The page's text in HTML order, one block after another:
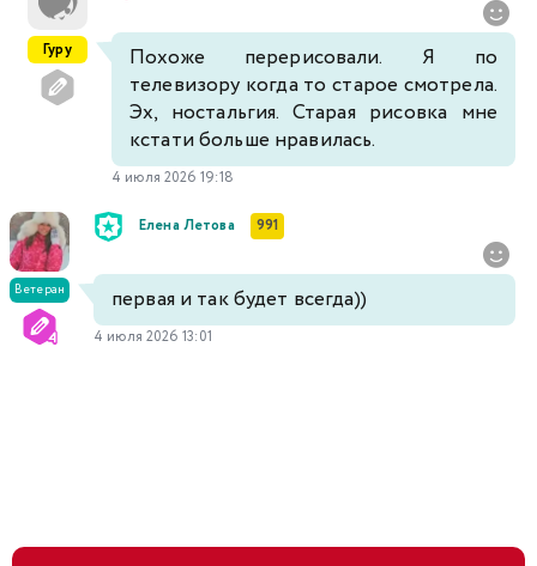
Гуру
Похоже перерисовали. Я по
телевизору когда то старое смотрела.
Эх, ностальгия. Старая рисовка мне
кстати больше нравилась.
4 июля 2026 19:18
Ветеран
Елена Летова 991
первая и так будет всегда))
4 июля 2026 13:01